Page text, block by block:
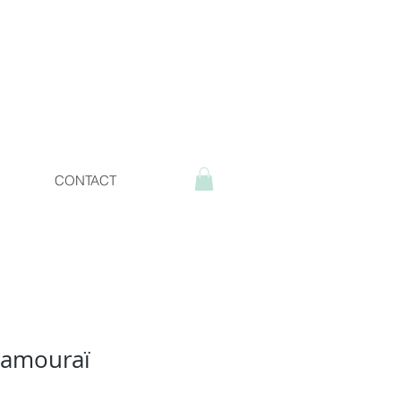
CONTACT